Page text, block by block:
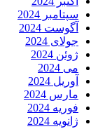
سپتامبر 2024
آگوست 2024
جولای 2024
ژوئن 2024
می 2024
آوریل 2024
مارس 2024
فوریه 2024
ژانویه 2024